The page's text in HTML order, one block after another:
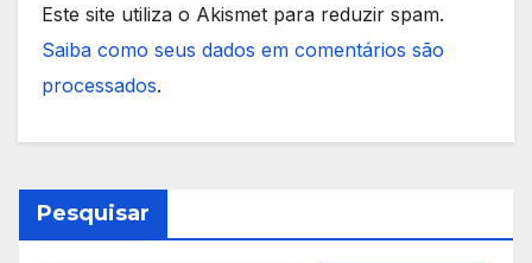
Este site utiliza o Akismet para reduzir spam.
Saiba como seus dados em comentários são
processados.
Pesquisar